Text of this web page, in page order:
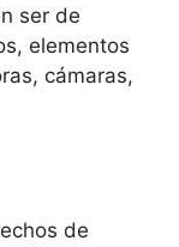
ser de
elementos
cámaras,
de